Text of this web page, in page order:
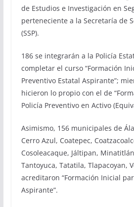
de Estudios e Investigación en
perteneciente a la Secretaría de
(SSP).
186 se integrarán a la Policía
completar el curso “Formación
Preventivo Estatal Aspirante”;
hicieron lo propio con el de
Policía Preventivo en Activo
Asimismo, 156 municipales de
Cerro Azul, Coatepec,
Cosoleacaque, Jáltipan,
Tantoyuca, Tatatila, Tlapacoyan,
acreditaron “Formación Inicial
Aspirante”.